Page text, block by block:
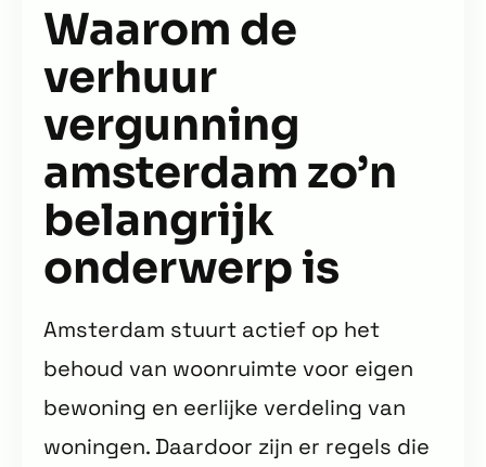
Waarom de
verhuur
vergunning
amsterdam zo’n
belangrijk
onderwerp is
Amsterdam stuurt actief op het
behoud van woonruimte voor eigen
bewoning en eerlijke verdeling van
woningen. Daardoor zijn er regels die